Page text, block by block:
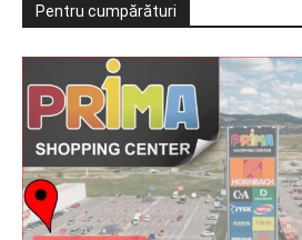
Pentru cumpărături